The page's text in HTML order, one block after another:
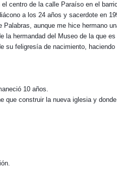
centro de la calle Paraíso en el
a los 24 años y sacerdote en
aunque me hice hermano
hermandad del Museo de la que
feligresía de nacimiento,
10 años.
construir la nueva iglesia y